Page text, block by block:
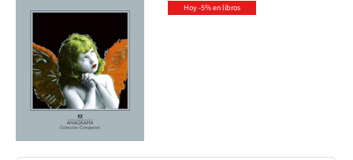
Hoy -5% en libros